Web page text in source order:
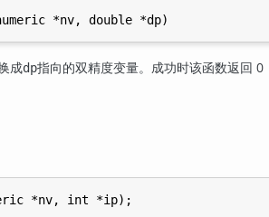
成dp指向的双精度变量。成功时该函数返回